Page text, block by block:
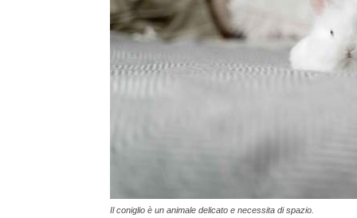
Il coniglio è un animale delicato e necessita di spazio.